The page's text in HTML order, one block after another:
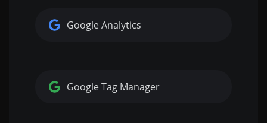
Google Analytics
Google Tag Manager